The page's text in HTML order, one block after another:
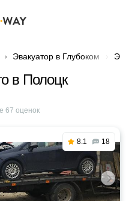
Эвакуатор в Глубоком
в Полоцк
67 оценок
8.1 18